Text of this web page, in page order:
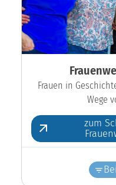
Frauen in
Wege
zum